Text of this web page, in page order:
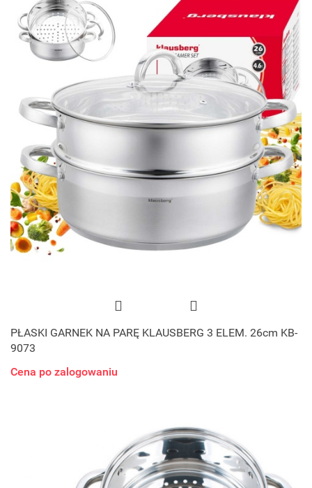
PŁASKI GARNEK NA PARĘ KLAUSBERG 3 ELEM. 26cm KB-
9073
Cena po zalogowaniu